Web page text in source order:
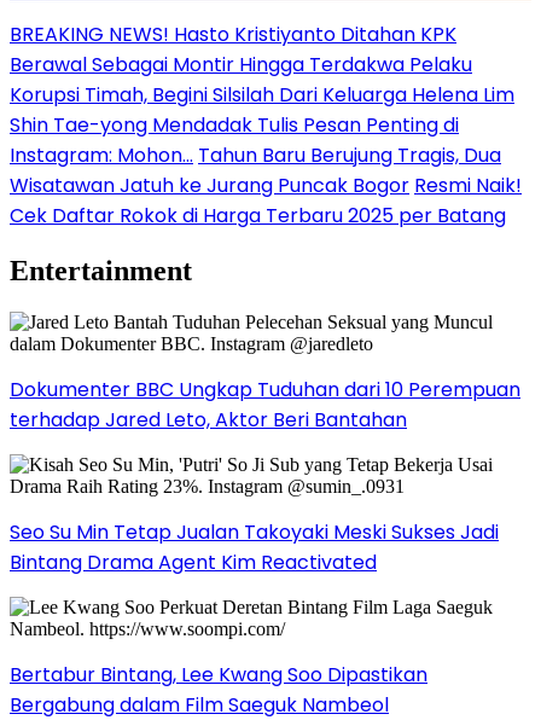
BREAKING NEWS! Hasto Kristiyanto Ditahan KPK
Berawal Sebagai Montir Hingga Terdakwa Pelaku
Korupsi Timah, Begini Silsilah Dari Keluarga Helena Lim
Shin Tae-yong Mendadak Tulis Pesan Penting di
Instagram: Mohon… Tahun Baru Berujung Tragis, Dua
Wisatawan Jatuh ke Jurang Puncak Bogor Resmi Naik!
Cek Daftar Rokok di Harga Terbaru 2025 per Batang
Entertainment
Dokumenter BBC Ungkap Tuduhan dari 10 Perempuan
terhadap Jared Leto, Aktor Beri Bantahan
Seo Su Min Tetap Jualan Takoyaki Meski Sukses Jadi
Bintang Drama Agent Kim Reactivated
Bertabur Bintang, Lee Kwang Soo Dipastikan
Bergabung dalam Film Saeguk Nambeol